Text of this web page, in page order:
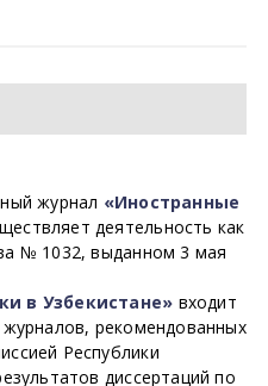
журнал «Иностранные
деятельность как
№ 1032, выданном 3 мая
в Узбекистане» входит
рекомендованных
Республики
диссертаций по